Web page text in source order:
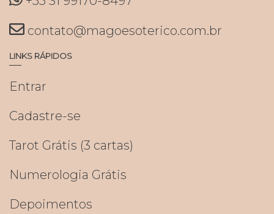
contato@magoesoterico.com.br
LINKS RÁPIDOS
Entrar
Cadastre-se
Tarot Grátis (3 cartas)
Numerologia Grátis
Depoimentos